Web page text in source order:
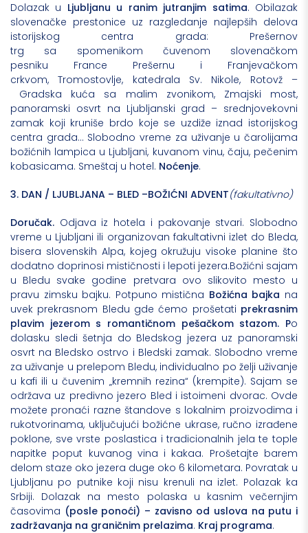
Dolazak u Ljubljanu u ranim jutranjim satima. Obilazak
slovenačke prestonice uz razgledanje najlepših delova
istorijskog centra grada: Prešernov
trg sa spomenikom čuvenom slovenačkom
pesniku France Prešernu i Franjevačkom
crkvom, Tromostovlje, katedrala Sv. Nikole, Rotovž –
Gradska kuća sa malim zvonikom, Zmajski most,
panoramski osvrt na Ljubljanski grad – srednjovekovni
zamak koji kruniše brdo koje se uzdiže iznad istorijskog
centra grada… Slobodno vreme za uživanje u čarolijama
božićnih lampica u Ljubljani, kuvanom vinu, čaju, pečenim
kobasicama. Smeštaj u hotel. Noćenje.
3. DAN / LJUBLJANA – BLED –BOŽIĆNI ADVENT(fakultativno)
Doručak. Odjava iz hotela i pakovanje stvari. Slobodno
vreme u Ljubljani ili organizovan fakultativni izlet do Bleda,
bisera slovenskih Alpa, kojeg okružuju visoke planine što
dodatno doprinosi mističnosti i lepoti jezera.Božićni sajam
u Bledu svake godine pretvara ovo slikovito mesto u
pravu zimsku bajku. Potpuno mistična Božićna bajka na
uvek prekrasnom Bledu gde ćemo prošetati prekrasnim
plavim jezerom s romantičnom pešačkom stazom. Po
dolasku sledi šetnja do Bledskog jezera uz panoramski
osvrt na Bledsko ostrvo i Bledski zamak. Slobodno vreme
za uživanje u prelepom Bledu, individualno po želji uživanje
u kafi ili u čuvenim „kremnih rezina“ (krempite). Sajam se
održava uz predivno jezero Bled i istoimeni dvorac. Ovde
možete pronaći razne štandove s lokalnim proizvodima i
rukotvorinama, uključujući božićne ukrase, ručno izrađene
poklone, sve vrste poslastica i tradicionalnih jela te tople
napitke poput kuvanog vina i kakaa. Prošetajte barem
delom staze oko jezera duge oko 6 kilometara. Povratak u
Ljubljanu po putnike koji nisu krenuli na izlet. Polazak ka
Srbiji. Dolazak na mesto polaska u kasnim večernjim
časovima (posle ponoći) – zavisno od uslova na putu i
zadržavanja na graničnim prelazima. Kraj programa.